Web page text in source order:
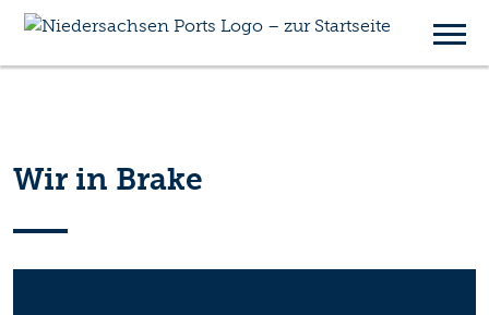
Wir in Brake